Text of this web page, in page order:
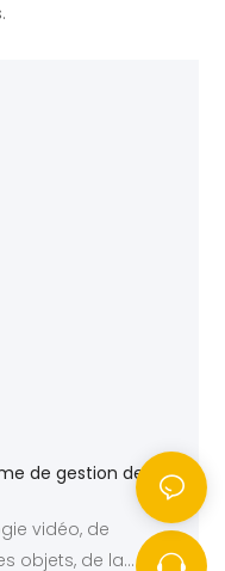
de gestion de
vidéo, de
objets, de la